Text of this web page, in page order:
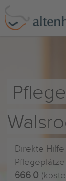
Direkte
666 0